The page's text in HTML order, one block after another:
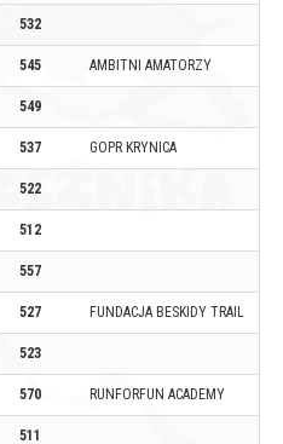
532
545 AMBITNI AMATORZY
549
537 GOPR KRYNICA
522
512
557
527 FUNDACJA BESKIDY TRAIL
523
570 RUNFORFUN ACADEMY
511